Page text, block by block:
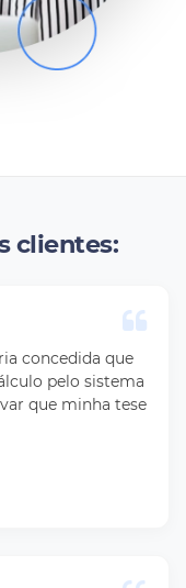
clientes:
concedida que
pelo sistema
que minha tese